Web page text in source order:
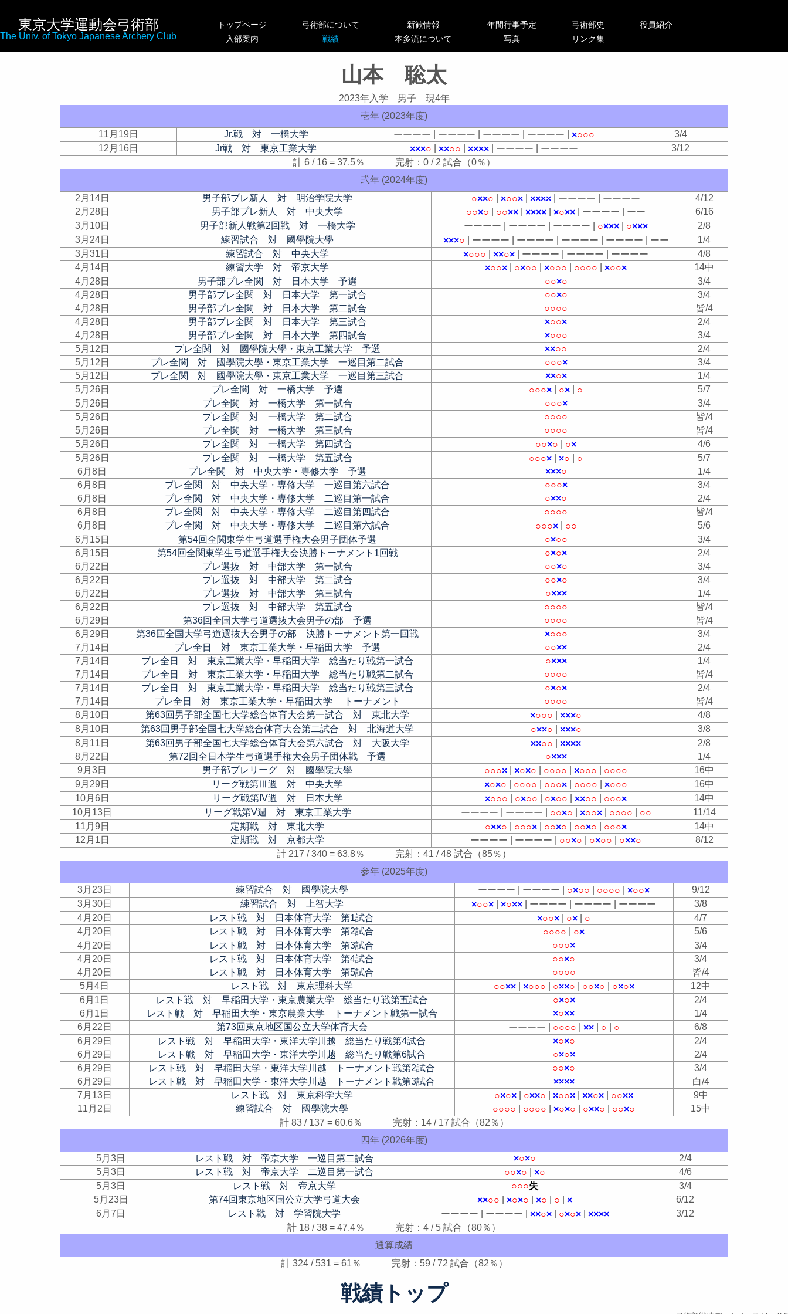
東京大学運動会弓術部
The Univ. of Tokyo Japanese Archery Club
トップページ 弓術部について 新歓情報 年間行事予定 弓術部史
役員紹介
入部案内
戦績 本多流について 写真 リンク集
山本 聡太
2023年入学 男子 現4年
壱年 (2023年度)
11月19日
Jr.戦 対 一橋大学 ーーーー ーーーー ーーーー ーーーー ×○○○
3/4
12月16日
Jr戦 対 東京工業大学 ×××○ ××○○ ×××× ーーーー ーーーー
3/12
計 6 / 16 = 37.5％ 完射：0 / 2 試合（0％）
弐年 (2024年度)
2月14日
男子部プレ新人 対 明治学院大学 ○××○ |×○○× |×××× ーーーー ーーーー
4/12
2月28日
男子部プレ新人 対 中央大学 ○○×○ ○○×× |×××× |×○×× ーーーー ーー
6/16
3月10日
男子部新人戦第2回戦 対 一橋大学 ーーーー ーーーー ーーーー ○××× ○×××
2/8
3月24日
練習試合 対 國學院大學 ×××○ ーーーー ーーーー ーーーー ーーーー ーー
1/4
3月31日
練習試合 対 中央大学 ×○○○ |××○× ーーーー ーーーー ーーーー
4/8
4月14日
練習大学 対 帝京大学 ×○○× ○×○○ |×○○○ ○○○○ |×○○×
14中
4月28日
男子部プレ全関 対 日本大学 予選 ○○×○
3/4
4月28日
男子部プレ全関 対 日本大学 第一試合 ○○×○
3/4
4月28日
男子部プレ全関 対 日本大学 第二試合 ○○○○
皆/4
4月28日
男子部プレ全関 対 日本大学 第三試合 ×○○×
2/4
4月28日
男子部プレ全関 対 日本大学 第四試合 ×○○○
3/4
5月12日
プレ全関 対 國學院大學・東京工業大学 予選 ××○○
2/4
5月12日
プレ全関 対 國學院大學・東京工業大学 一巡目第二試合 ○○○×
3/4
5月12日
プレ全関 対 國學院大學・東京工業大学 一巡目第三試合 ××○×
1/4
5月26日
プレ全関 対 一橋大学 予選 ○○○× ○× ○
5/7
5月26日
プレ全関 対 一橋大学 第一試合 ○○○×
3/4
5月26日
プレ全関 対 一橋大学 第二試合 ○○○○
皆/4
5月26日
プレ全関 対 一橋大学 第三試合 ○○○○
皆/4
5月26日
プレ全関 対 一橋大学 第四試合 ○○×○ ○×
4/6
5月26日
プレ全関 対 一橋大学 第五試合 ○○○× |×○ ○
5/7
6月8日
プレ全関 対 中央大学・専修大学 予選 ×××○
1/4
6月8日
プレ全関 対 中央大学・専修大学 一巡目第六試合 ○○○×
3/4
6月8日
プレ全関 対 中央大学・専修大学 二巡目第一試合 ○××○
2/4
6月8日
プレ全関 対 中央大学・専修大学 二巡目第四試合 ○○○○
皆/4
6月8日
プレ全関 対 中央大学・専修大学 二巡目第六試合 ○○○×| ○○
5/6
6月15日
第54回全関東学生弓道選手権大会男子団体予選 ○×○○
3/4
6月15日
第54回全関東学生弓道選手権大会決勝トーナメント1回戦 ○×○×
2/4
6月22日
プレ選抜 対 中部大学 第一試合 ○○×○
3/4
6月22日
プレ選抜 対 中部大学 第二試合 ○○×○
3/4
6月22日
プレ選抜 対 中部大学 第三試合 ○×××
1/4
6月22日
プレ選抜 対 中部大学 第五試合 ○○○○
皆/4
6月29日
第36回全国大学弓道選抜大会男子の部 予選 ○○○○
皆/4
6月29日
第36回全国大学弓道選抜大会男子の部 決勝トーナメント第一回戦 ×○○○
3/4
7月14日
プレ全日 対 東京工業大学・早稲田大学 予選 ○○××
2/4
7月14日
プレ全日 対 東京工業大学・早稲田大学 総当たり戦第一試合 ○×××
1/4
7月14日
プレ全日 対 東京工業大学・早稲田大学 総当たり戦第二試合 ○○○○
皆/4
7月14日
プレ全日 対 東京工業大学・早稲田大学 総当たり戦第三試合 ○×○×
2/4
7月14日
プレ全日 対 東京工業大学・早稲田大学 トーナメント ○○○○
皆/4
8月10日
第63回男子部全国七大学総合体育大会第一試合 対 東北大学 ×○○○ |×××○
4/8
8月10日
第63回男子部全国七大学総合体育大会第二試合 対 北海道大学 ○××○ ×××○
3/8
8月11日
第63回男子部全国七大学総合体育大会第六試合 対 大阪大学 ××○○ |××××
2/8
8月22日
第72回全日本学生弓道選手権大会男子団体戦 予選 ○×××
1/4
9月3日
男子部プレリーグ 対 國學院大學 ○○○× |×○×○ ○○○○ |×○○○ ○○○○
16中
9月29日
リーグ戦第Ⅲ週 対 中央大学 ×○×○ ○○○○ ○○○× ○○○○ |×○○○
16中
10月6日
リーグ戦第IV週 対 日本大学 ×○○○ ○×○○ ○×○○ |××○○ ○○○×
14中
10月13日
リーグ戦第V週 対 東京工業大学 ーーーー ーーーー ○○×○ ×○○×| ○○○○ ○○
11/14
11月9日
定期戦 対 東北大学 ○××○ ○○○× ○○×○ ○○×○ ○○○×
14中
12月1日
定期戦 対 京都大学 ーーーー ーーーー ○○×○ ○×○○ ○××○
8/12
計 217 / 340 = 63.8％ 完射：41 / 48 試合（85％）
参年 (2025年度)
3月23日
練習試合 対 國學院大學 ーーーー ーーーー ○×○○ ○○○○ |×○○×
9/12
3月30日
練習試合 対 上智大学 ×○○× |×○×× ーーーー ーーーー ーーーー
3/8
4月20日
レスト戦 対 日本体育大学 第1試合 ×○○× ○× ○
4/7
4月20日
レスト戦 対 日本体育大学 第2試合 ○○○○ ○×
5/6
4月20日
レスト戦 対 日本体育大学 第3試合 ○○○×
3/4
4月20日
レスト戦 対 日本体育大学 第4試合 ○○×○
3/4
4月20日
レスト戦 対 日本体育大学 第5試合 ○○○○
皆/4
5月4日
レスト戦 対 東京理科大学 ○○××| ×○○○ ○××○ ○○×○ ○×○×
12中
6月1日
レスト戦 対 早稲田大学・東京農業大学 総当たり戦第五試合 ○×○×
2/4
6月1日
レスト戦 対 早稲田大学・東京農業大学 トーナメント戦第一試合 ×○××
1/4
6月22日
第73回東京地区国公立大学体育大会 ーーーー ○○○○ ××| ○ ○
6/8
6月29日
レスト戦 対 早稲田大学・東洋大学川越 総当たり戦第4試合 ×○×○
2/4
6月29日
レスト戦 対 早稲田大学・東洋大学川越 総当たり戦第6試合 ○×○×
2/4
6月29日
レスト戦 対 早稲田大学・東洋大学川越 トーナメント戦第2試合 ○○×○
3/4
6月29日
レスト戦 対 早稲田大学・東洋大学川越 トーナメント戦第3試合 ××××
白/4
7月13日
レスト戦 対 東京科学大学 ○×○× ○××○ |×○○× |××○× ○○××
9中
11月2日
練習試合 対 國學院大學 ○○○○ ○○○○ |×○×○ ○××○ ○○×○
15中
計 83 / 137 = 60.6％ 完射：14 / 17 試合（82％）
四年 (2026年度)
5月3日
レスト戦 対 帝京大学 一巡目第二試合 ×○×○
2/4
5月3日
レスト戦 対 帝京大学 二巡目第一試合 ○○×○ |×○
4/6
5月3日
レスト戦 対 帝京大学 ○○○失
3/4
5月23日
第74回東京地区国公立大学弓道大会 ××○○ |×○×○ |×○ ○ |×
6/12
6月7日
レスト戦 対 学習院大学 ーーーー ーーーー ××○×| ○×○×| ××××
3/12
計 18 / 38 = 47.4％ 完射：4 / 5 試合（80％）
通算成績
計 324 / 531 = 61％ 完射：59 / 72 試合（82％）
戦績トップ